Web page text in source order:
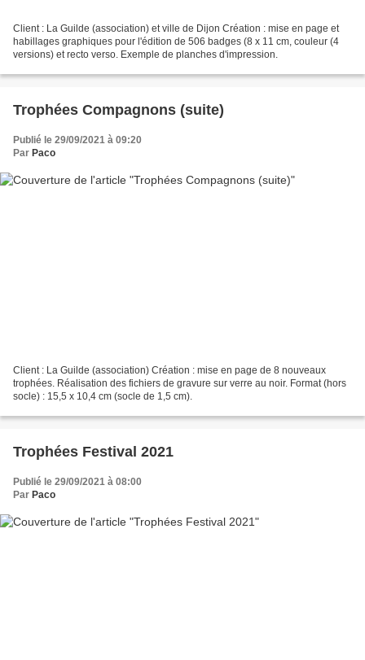
Client : La Guilde (association) et ville de Dijon Création : mise en page et
habillages graphiques pour l'édition de 506 badges (8 x 11 cm, couleur (4
versions) et recto verso. Exemple de planches d'impression.
Trophées Compagnons (suite)
Publié le 29/09/2021 à 09:20
Par Paco
Client : La Guilde (association) Création : mise en page de 8 nouveaux
trophées. Réalisation des fichiers de gravure sur verre au noir. Format (hors
socle) : 15,5 x 10,4 cm (socle de 1,5 cm).
Trophées Festival 2021
Publié le 29/09/2021 à 08:00
Par Paco